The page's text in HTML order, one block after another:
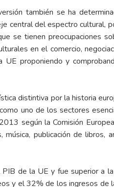
también se ha
central del espectro cultural,
se tienen preocupaciones
en el comercio,
proponiendo y
distintiva por la historia
uno de los sectores
según la Comisión
publicación de libros,
de la UE y fue superior a
y el 32% de los ingresos de